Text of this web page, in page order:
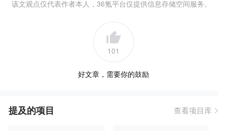
该文观点仅代表作者本人，36氪平台仅提供信息存储空间服务。
101
好文章，需要你的鼓励
提及的项目 查看项目库